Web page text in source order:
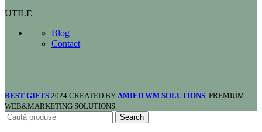
UTILE
Blog
Contact
BEST GIFTS 2024 CREATED BY AMIED WM SOLUTIONS. PREMIUM
WEB&MARKETING SOLUTIONS.
Search